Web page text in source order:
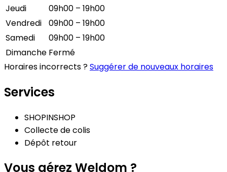
Jeudi
09h00 – 19h00
Vendredi
09h00 – 19h00
Samedi
09h00 – 19h00
Dimanche Fermé
Horaires incorrects ?Suggérer de nouveaux horaires
Services
SHOPINSHOP
Collecte de colis
Dépôt retour
Vous gérez Weldom ?